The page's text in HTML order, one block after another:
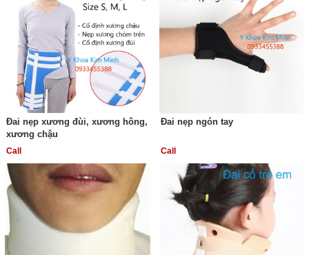
Đai nẹp xương đùi, xương hông,
xương chậu
Call
Đai nẹp ngón tay
Call